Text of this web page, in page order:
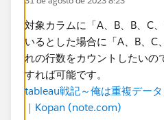
対象カラムに「A、B、B、C
いるとした場合に「A、B、C
れの行数をカウントしたいの
すれば可能です。
tableau戦記～俺は重複デー
｜Kopan (note.com)